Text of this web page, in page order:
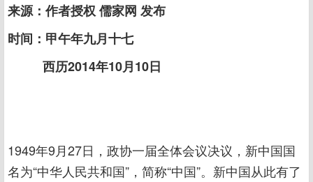
来源：作者授权 儒家网 发布
时间：甲午年九月十七
西历2014年10月10日
1949年9月27日，政协一届全体会议决议，新中国国
名为“中华人民共和国”，简称“中国”。新中国从此有了